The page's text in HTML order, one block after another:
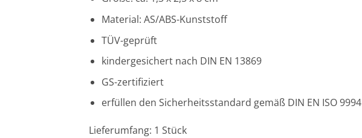
Material: AS/ABS-Kunststoff
TÜV-geprüft
kindergesichert nach DIN EN 13869
GS-zertifiziert
erfüllen den Sicherheitsstandard gemäß DIN EN ISO 9994
Lieferumfang: 1 Stück